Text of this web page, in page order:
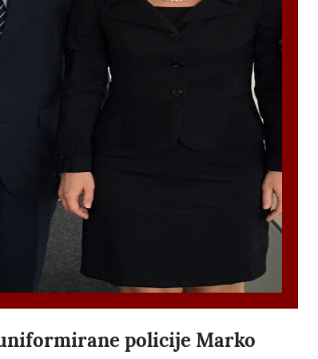
policije Marko